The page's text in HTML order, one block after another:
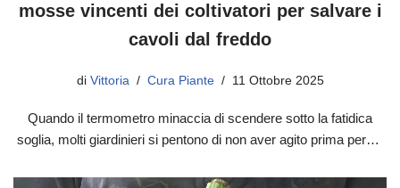
mosse vincenti dei coltivatori per salvare i
cavoli dal freddo
di Vittoria Cura Piante 11 Ottobre 2025
Quando il termometro minaccia di scendere sotto la fatidica
soglia, molti giardinieri si pentono di non aver agito prima per…